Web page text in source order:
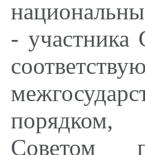
- участника
порядком,
Советом